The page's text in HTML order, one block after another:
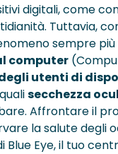
digitali, come
Tuttavia,
sempre più
computer
degli utenti di
secchezza
Affrontare il
la salute degli
Blue Eye, il tuo